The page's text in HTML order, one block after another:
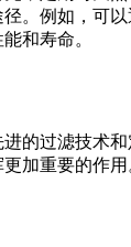
例如，可
和寿命。
的过滤技术
加重要的作用